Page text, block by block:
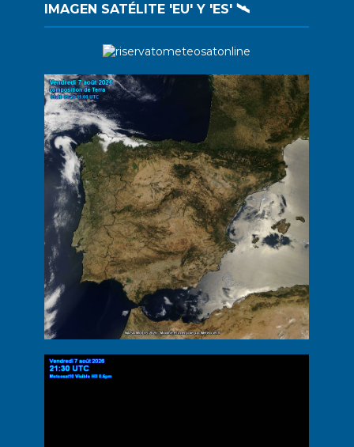
IMAGEN SATÉLITE 'EU' Y 'ES' 🛰️